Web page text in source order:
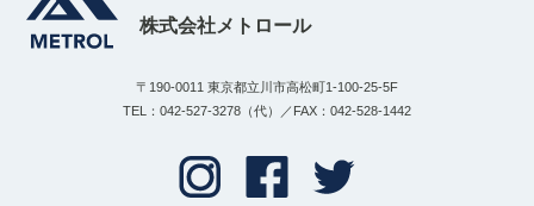
株式会社メトロール
〒190-0011 東京都立川市高松町1-100-25-5F
TEL：042-527-3278（代）／FAX：042-528-1442